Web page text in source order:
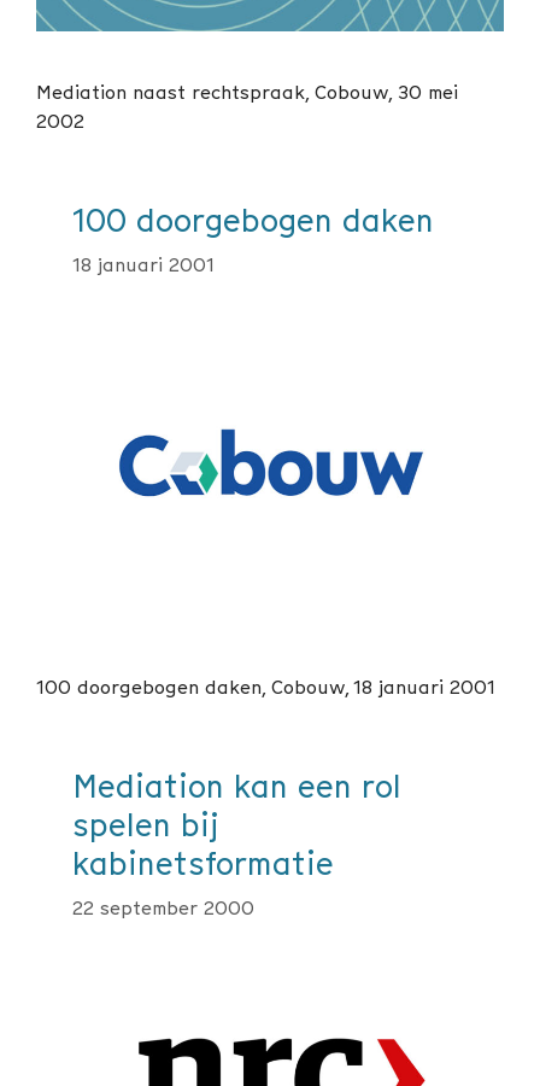
Mediation naast rechtspraak, Cobouw, 30 mei
2002
100 doorgebogen daken
18 januari 2001
100 doorgebogen daken, Cobouw, 18 januari 2001
Mediation kan een rol
spelen bij
kabinetsformatie
22 september 2000